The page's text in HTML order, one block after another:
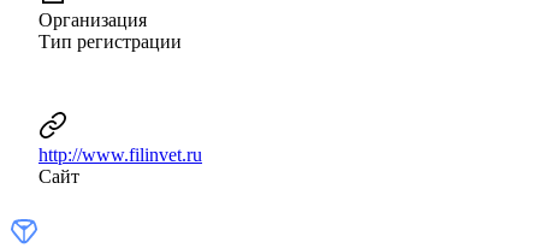
Организация
Тип регистрации
http://www.filinvet.ru
Сайт